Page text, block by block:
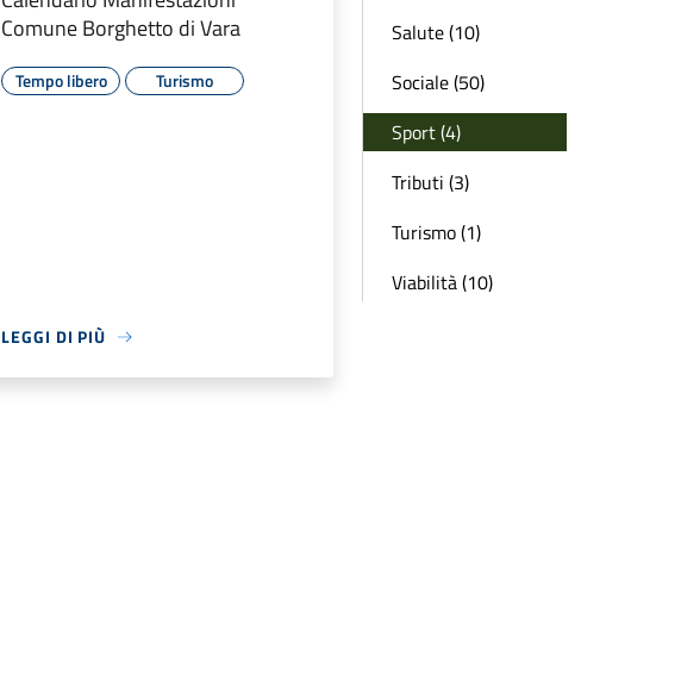
Comune Borghetto di Vara
Tempo libero Turismo
LEGGI DI PIÙ
Salute (10)
Sociale (50)
Sport (4)
Tributi (3)
Turismo (1)
Viabilità (10)